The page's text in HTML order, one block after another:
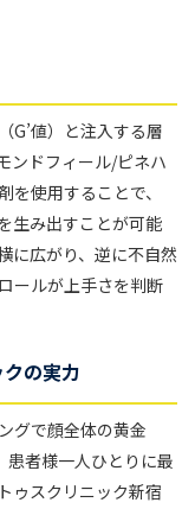
G’値）と注入する層
ンドフィール/ピネハ
使用することで、
生み出すことが可能
に広がり、逆に不自然
ールが上手さを判断
の実力
グで顔全体の黄金
患者様一人ひとりに最
ゥスクリニック新宿